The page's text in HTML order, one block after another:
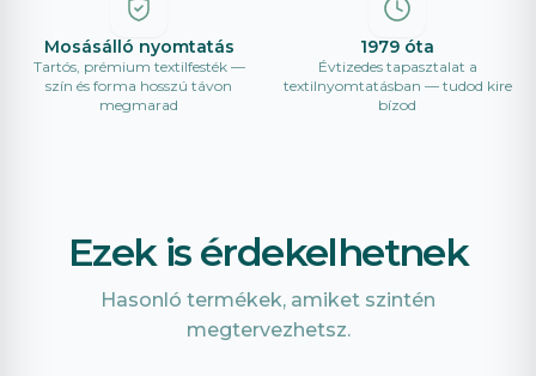
Mosásálló nyomtatás
Tartós, prémium textilfesték —
szín és forma hosszú távon
megmarad
1979 óta
Évtizedes tapasztalat a
textilnyomtatásban — tudod kire
bízod
Ezek is érdekelhetnek
Hasonló termékek, amiket szintén
megtervezhetsz.